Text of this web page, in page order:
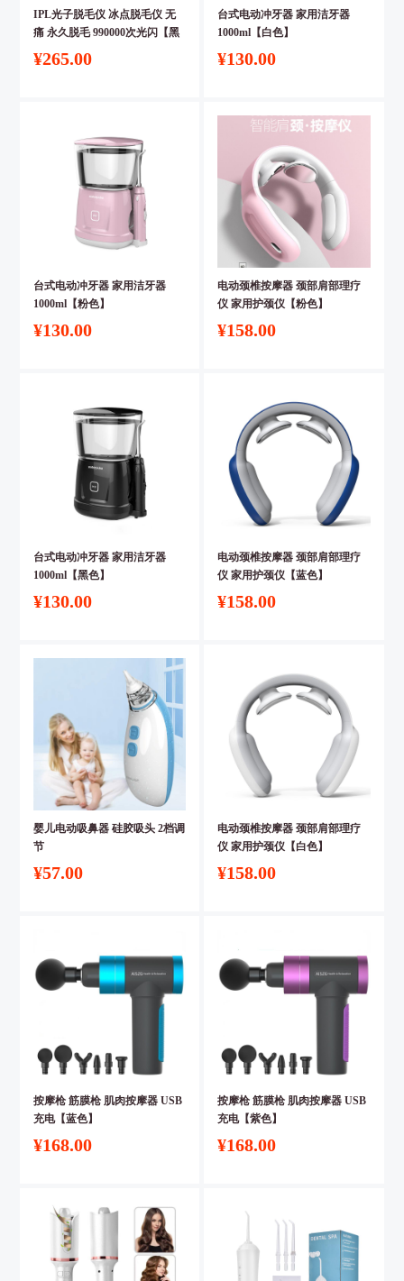
IPL光子脱毛仪 冰点脱毛仪 无
痛 永久脱毛 990000次光闪【黑
色】
¥265.00
台式电动冲牙器 家用洁牙器
1000ml【白色】
¥130.00
台式电动冲牙器 家用洁牙器
1000ml【粉色】
¥130.00
电动颈椎按摩器 颈部肩部理疗
仪 家用护颈仪【粉色】
¥158.00
台式电动冲牙器 家用洁牙器
1000ml【黑色】
¥130.00
电动颈椎按摩器 颈部肩部理疗
仪 家用护颈仪【蓝色】
¥158.00
婴儿电动吸鼻器 硅胶吸头 2档调
节
¥57.00
电动颈椎按摩器 颈部肩部理疗
仪 家用护颈仪【白色】
¥158.00
按摩枪 筋膜枪 肌肉按摩器 USB
充电【蓝色】
¥168.00
按摩枪 筋膜枪 肌肉按摩器 USB
充电【紫色】
¥168.00